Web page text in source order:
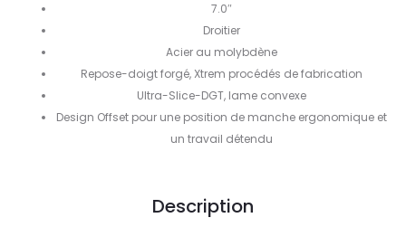
7.0″
Droitier
Acier au molybdène
Repose-doigt forgé, Xtrem procédés de fabrication
Ultra-Slice-DGT, lame convexe
Design Offset pour une position de manche ergonomique et
un travail détendu
Description